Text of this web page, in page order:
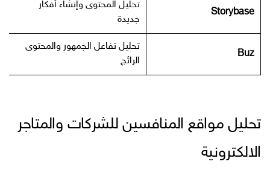
Storybase
تحليل المحتوى وإنشاء أفكار
جديدة
Buz
تحليل تفاعل الجمهور والمحتوى
الرائج
تحليل مواقع المنافسين للشركات والمتاجر
الالكترونية